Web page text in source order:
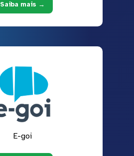
Saiba mais →
E-goi